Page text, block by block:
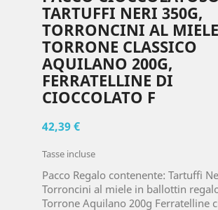
TARTUFFI NERI 350G,
TORRONCINI AL
TORRONE CLASSICO
AQUILANO 200G,
FERRATELLINE DI
CIOCCOLATO F
42,39 €
Tasse incluse
Pacco Regalo contenente: Tartuffi
Torroncini al miele in ballottin
Torrone Aquilano 200g Ferratelline